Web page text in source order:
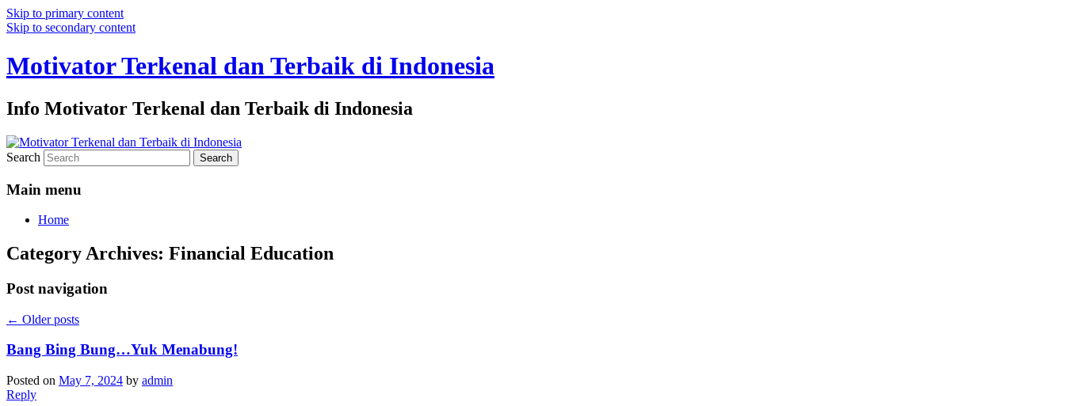
Skip to primary content
Skip to secondary content
Motivator Terkenal dan Terbaik di Indonesia
Info Motivator Terkenal dan Terbaik di Indonesia
Search
Main menu
Home
Category Archives: Financial Education
Post navigation
← Older posts
Bang Bing Bung…Yuk Menabung!
Posted on May 7, 2024 by admin
Reply